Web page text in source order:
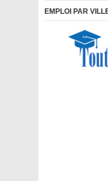
EMPLOI PAR